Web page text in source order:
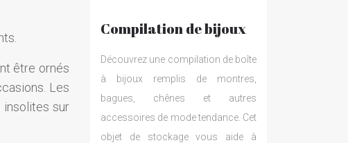
être ornés
Les
sur
Compilation de bijoux
Découvrez une compilation de boîte
à bijoux remplis de montres,
bagues, chênes et autres
accessoires de mode tendance. Cet
objet de stockage vous aide à